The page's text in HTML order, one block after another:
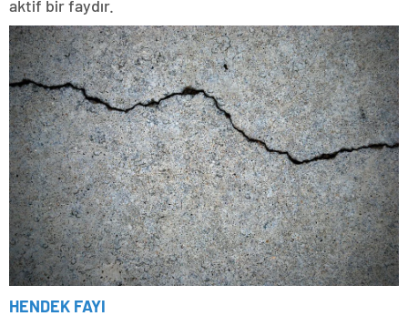
aktif bir faydır.
HENDEK FAYI